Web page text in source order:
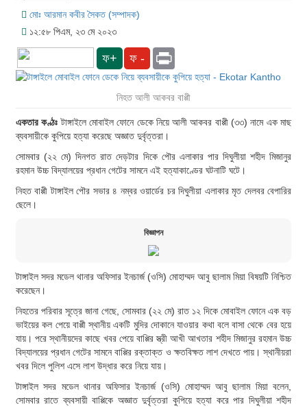
মোঃ আরমান কবীর সৈকত (সম্পাদক)
১২:৫৮ পিএম, ২৩ মে ২০২৩
ফ+ ফ -
নিহত আলী আকবর বাপ্পী
একতার কণ্ঠঃ টাঙ্গাইলে মোবাইল ফোনে ডেকে নিয়ে আলী আকবর বাপ্পী (৩৩) নামে এক মাছ
ব্যবসায়ীকে কুপিয়ে হত্যা করেছে অজ্ঞাত দুর্বৃত্তরা।
সোমবার (২২ মে) দিনগত রাত দেড়টার দিকে পৌর এলাকার পার দিঘুলীয়া শহীদ মিজানুর
রহমান উচ্চ বিদ্যালয়ের প্রধান গেটের সামনে এই হত্যাকাণ্ডের ঘটনাটি ঘটে।
নিহত বাপ্পী টাঙ্গাইল পৌর সভার ৪ নম্বর ওয়ার্ডের চর দিঘুলীয়া এলাকার মৃত দেলবর বেপারির
ছেলে।
বিজ্ঞাপন
টাঙ্গাইল সদর মডেল থানার অফিসার ইনচার্জ (ওসি) মোহাম্মদ আবু ছালাম মিয়া বিষয়টি নিশ্চিত
করেছেন।
নিহতের পরিবার সূত্রে জানা গেছে, সোমবার (২২ মে) রাত ১২ দিকে মোবাইল ফোনে এক বড়
ভাইয়ের কল পেয়ে বাপ্পী স্থানীয় একটি মুদির দোকানে যাওয়ার কথা বলে বাসা থেকে বের হয়ে
যায়। পরে স্থানীয়দের কাছে খবর পেয়ে বাপ্পির স্ত্রী আখী আখতার শহীদ মিজানুর রহমান উচ্চ
বিদ্যালয়ের প্রধান গেটের সামনে বাপ্পির রক্তাক্ত ও ক্ষতবিক্ষত লাশ দেখতে পায়। স্থানীয়রা
খবর দিলে পুলিশ এসে লাশ উদ্ধার করে নিয়ে যায়।
টাঙ্গাইল সদর মডেল থানার অফিসার ইনচার্জ (ওসি) মোহাম্মদ আবু ছালাম মিয়া বলেন,
সোমবার রাতে ব্যবসায়ী বাপ্পিকে অজ্ঞাত দুর্বৃত্তরা কুপিয়ে হত্যা করে পার দিঘুলীয়া শহীদ